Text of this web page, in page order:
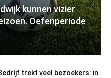
kunnen vizier
Oefenperiode
trekt veel bezoekers: in